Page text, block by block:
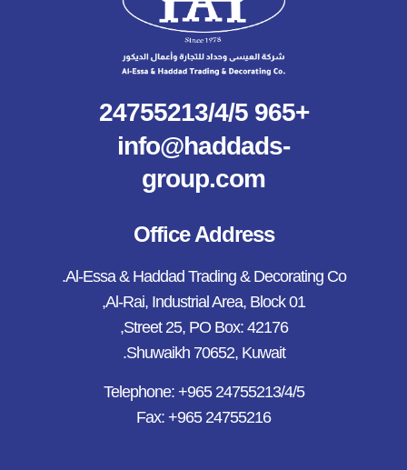
+965 24755213/4/5
info@haddads-
group.com
Office Address
Al-Essa & Haddad Trading & Decorating Co.
Al-Rai, Industrial Area, Block 01,
Street 25, PO Box: 42176,
Shuwaikh 70652, Kuwait.
Telephone: +965 24755213/4/5
Fax: +965 24755216